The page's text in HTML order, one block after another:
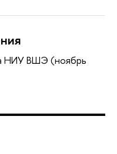
НИУ ВШЭ (ноябрь